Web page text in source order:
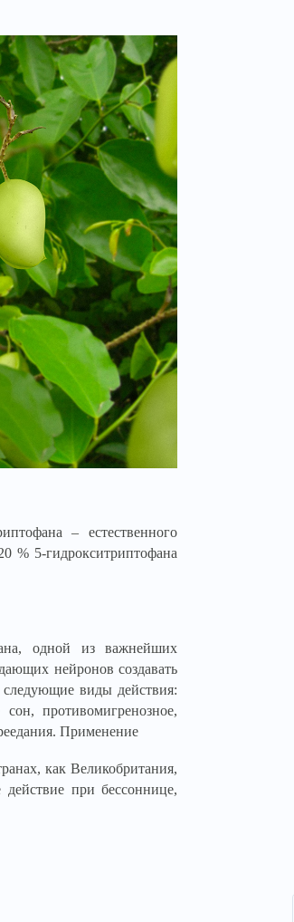
– естественного
% 5-гидрокситриптофана
одной из важнейших
нейронов создавать
виды действия:
сон, противомигренозное,
Применение
как Великобритания,
при бессоннице,